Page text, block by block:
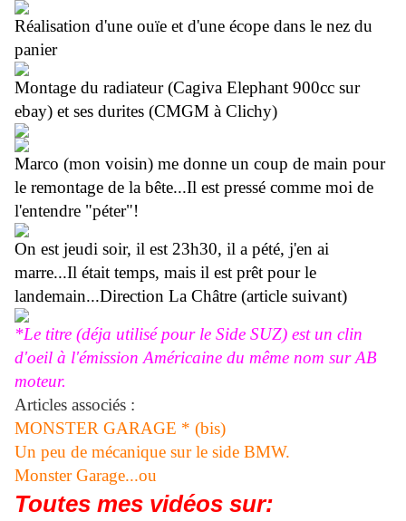
Réalisation d'une ouïe et d'une écope dans le nez du
panier
Montage du radiateur (Cagiva Elephant 900cc sur
ebay) et ses durites (CMGM à Clichy)
Marco (mon voisin) me donne un coup de main pour
le remontage de la bête...Il est pressé comme moi de
l'entendre "péter"!
On est jeudi soir, il est 23h30, il a pété, j'en ai
marre...Il était temps, mais il est prêt pour le
landemain...Direction La Châtre (article suivant)
*Le titre (déja utilisé pour le Side SUZ) est un clin
d'oeil à l'émission Américaine du même nom sur AB
moteur.
Articles associés :
MONSTER GARAGE * (bis)
Un peu de mécanique sur le side BMW.
Monster Garage...ou
Toutes mes vidéos sur: